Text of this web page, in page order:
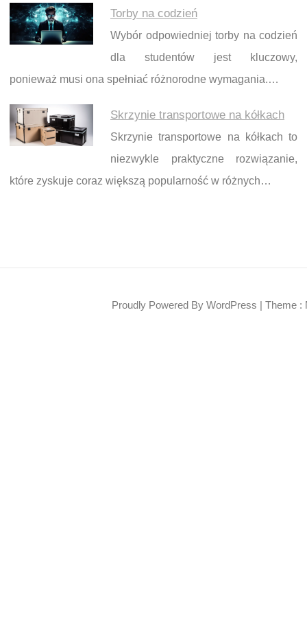
Torby na codzień
Wybór odpowiedniej torby na codzień
dla studentów jest kluczowy,
ponieważ musi ona spełniać różnorodne wymagania.…
Skrzynie transportowe na kółkach
Skrzynie transportowe na kółkach to
niezwykle praktyczne rozwiązanie,
które zyskuje coraz większą popularność w różnych…
Proudly Powered By WordPress | Theme :